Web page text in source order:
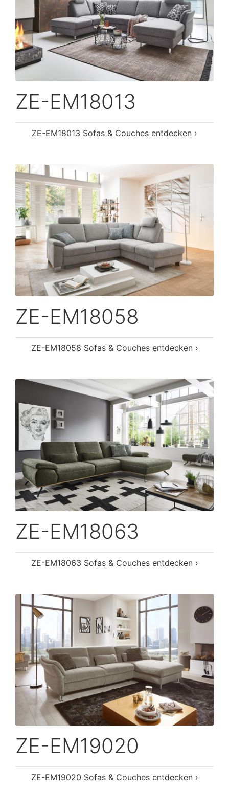
ZE-EM18013
ZE-EM18013 Sofas & Couches entdecken ›
ZE-EM18058
ZE-EM18058 Sofas & Couches entdecken ›
ZE-EM18063
ZE-EM18063 Sofas & Couches entdecken ›
ZE-EM19020
ZE-EM19020 Sofas & Couches entdecken ›